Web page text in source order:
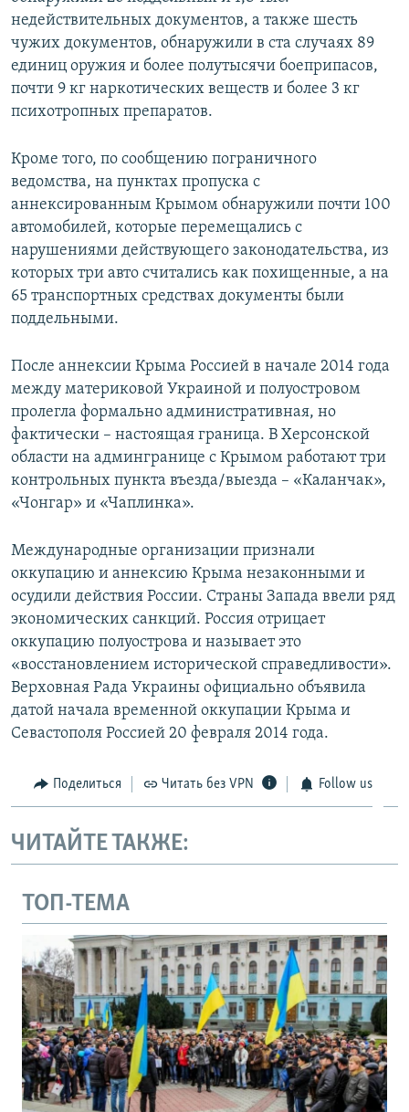
недействительных документов, а также шесть
чужих документов, обнаружили в ста случаях 89
единиц оружия и более полутысячи боеприпасов,
почти 9 кг наркотических веществ и более 3 кг
психотропных препаратов.
Кроме того, по сообщению пограничного
ведомства, на пунктах пропуска с
аннексированным Крымом обнаружили почти 100
автомобилей, которые перемещались с
нарушениями действующего законодательства, из
которых три авто считались как похищенные, а на
65 транспортных средствах документы были
поддельными.
После аннексии Крыма Россией в начале 2014 года
между материковой Украиной и полуостровом
пролегла формально административная, но
фактически – настоящая граница. В Херсонской
области на админгранице с Крымом работают три
контрольных пункта въезда/выезда – «Каланчак»,
«Чонгар» и «Чаплинка».
Международные организации признали
оккупацию и аннексию Крыма незаконными и
осудили действия России. Страны Запада ввели ряд
экономических санкций. Россия отрицает
оккупацию полуострова и называет это
«восстановлением исторической справедливости».
Верховная Рада Украины официально объявила
датой начала временной оккупации Крыма и
Севастополя Россией 20 февраля 2014 года.
Поделиться Читать без VPN Follow us
ЧИТАЙТЕ ТАКЖЕ:
ТОП-ТЕМА